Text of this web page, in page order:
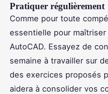
Pratiquer régulièrement
Comme pour toute
essentielle pour
AutoCAD. Essayez de
semaine à travailler sur
des exercices proposés
aidera à consolider vos